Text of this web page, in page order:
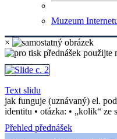
Muzeum
×
Text slidu
jak funguje (uznávaný) el.
identitu • otázka: • „kolik“
Přehled přednášek